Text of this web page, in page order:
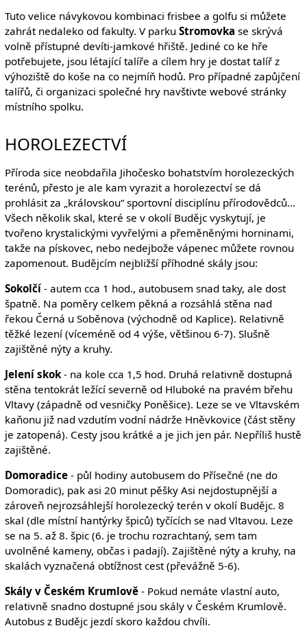
Tuto velice návykovou kombinaci frisbee a golfu si můžete
zahrát nedaleko od fakulty. V parku Stromovka se skrývá
volně přístupné devíti-jamkové hřiště. Jediné co ke hře
potřebujete, jsou létající talíře a cílem hry je dostat talíř z
výhoziště do koše na co nejmíň hodů. Pro případné zapůjčení
talířů, či organizaci společné hry navštivte webové stránky
místního spolku.
HOROLEZECTVÍ
Příroda sice neobdařila Jihočesko bohatstvím horolezeckých
terénů, přesto je ale kam vyrazit a horolezectví se dá
prohlásit za „královskou“ sportovní disciplínu přírodovědců…
Všech několik skal, které se v okolí Budějc vyskytují, je
tvořeno krystalickými vyvřelými a přeměněnými horninami,
takže na pískovec, nebo nedejbože vápenec můžete rovnou
zapomenout. Budějcím nejbližší příhodné skály jsou:
Sokolčí- autem cca 1 hod., autobusem snad taky, ale dost
špatně. Na poměry celkem pěkná a rozsáhlá stěna nad
řekou Černá u Soběnova (východně od Kaplice). Relativně
těžké lezení (víceméně od 4 výše, většinou 6-7). Slušně
zajištěné nýty a kruhy.
Jelení skok- na kole cca 1,5 hod. Druhá relativně dostupná
stěna tentokrát ležící severně od Hluboké na pravém břehu
Vltavy (západně od vesničky Poněšice). Leze se ve Vltavském
kaňonu již nad vzdutím vodní nádrže Hněvkovice (část stěny
je zatopená). Cesty jsou krátké a je jich jen pár. Nepříliš hustě
zajištěné.
Domoradice- půl hodiny autobusem do Přísečné (ne do
Domoradic), pak asi 20 minut pěšky Asi nejdostupnější a
zároveň nejrozsáhlejší horolezecký terén v okolí Budějc. 8
skal (dle místní hantýrky špiců) tyčících se nad Vltavou. Leze
se na 5. až 8. špic (6. je trochu rozrachtaný, sem tam
uvolněné kameny, občas i padají). Zajištěné nýty a kruhy, na
skalách vyznačená obtížnost cest (převážně 5-6).
Skály v Českém Krumlově- Pokud nemáte vlastní auto,
relativně snadno dostupné jsou skály v Českém Krumlově.
Autobus z Budějc jezdí skoro každou chvíli.